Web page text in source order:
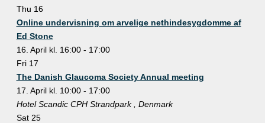
Thu 16
Online undervisning om arvelige nethindesygdomme af
Ed Stone
16. April kl. 16:00- 17:00
Fri 17
The Danish Glaucoma Society Annual meeting
17. April kl. 10:00- 17:00
Hotel Scandic CPH Strandpark
, Denmark
Sat 25